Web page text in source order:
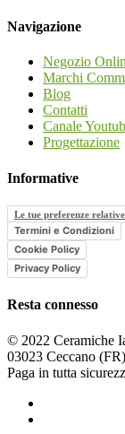
Navigazione
Negozio
Marchi
Blog
Contatti
Canale
Progettazione
Informative
Le tue preferenze
Termini e Condizioni
Cookie Policy
Privacy Policy
Resta connesso
© 2022 Ceramiche
03023 Ceccano
Paga in tutta